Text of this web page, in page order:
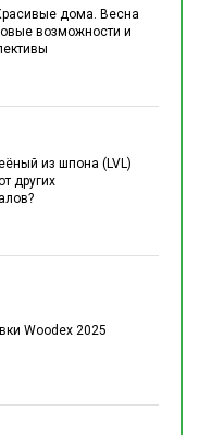
дома. Весна
возможности и
из шпона (LVL)
других
Woodex 2025